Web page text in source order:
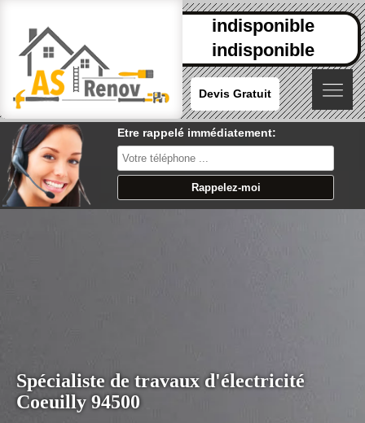
indisponible
indisponible
Devis Gratuit
Etre rappelé immédiatement:
Spécialiste de travaux d'électricité
Coeuilly 94500